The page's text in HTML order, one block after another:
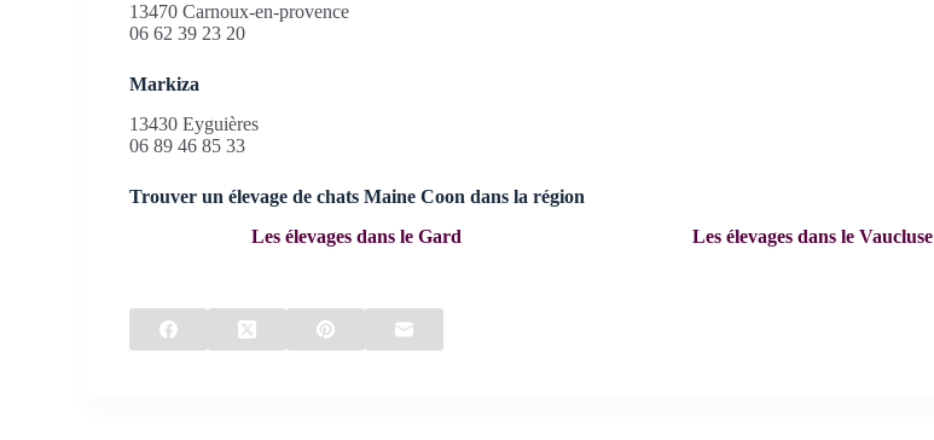
13470 Carnoux-en-provence
06 62 39 23 20
Markiza
13430 Eyguières
06 89 46 85 33
Trouver un élevage de chats Maine Coon dans la région
Les élevages dans le Gard
Les élevages dans le Vaucluse